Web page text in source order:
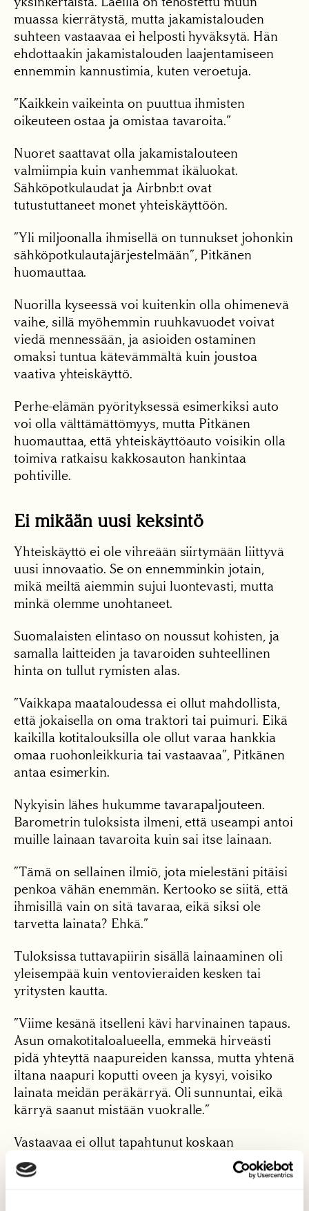
muassa kierrätystä, mutta jakamistalouden
suhteen vastaavaa ei helposti hyväksytä. Hän
ehdottaakin jakamistalouden laajentamiseen
ennemmin kannustimia, kuten veroetuja.
”Kaikkein vaikeinta on puuttua ihmisten
oikeuteen ostaa ja omistaa tavaroita.”
Nuoret saattavat olla jakamistalouteen
valmiimpia kuin vanhemmat ikäluokat.
Sähköpotkulaudat ja Airbnb:t ovat
tutustuttaneet monet yhteiskäyttöön.
”Yli miljoonalla ihmisellä on tunnukset johonkin
sähköpotkulautajärjestelmään”, Pitkänen
huomauttaa.
Nuorilla kyseessä voi kuitenkin olla ohimenevä
vaihe, sillä myöhemmin ruuhkavuodet voivat
viedä mennessään, ja asioiden ostaminen
omaksi tuntua kätevämmältä kuin joustoa
vaativa yhteiskäyttö.
Perhe-elämän pyörityksessä esimerkiksi auto
voi olla välttämättömyys, mutta Pitkänen
huomauttaa, että yhteiskäyttöauto voisikin olla
toimiva ratkaisu kakkosauton hankintaa
pohtiville.
Ei mikään uusi keksintö
Yhteiskäyttö ei ole vihreään siirtymään liittyvä
uusi innovaatio. Se on ennemminkin jotain,
mikä meiltä aiemmin sujui luontevasti, mutta
minkä olemme unohtaneet.
Suomalaisten elintaso on noussut kohisten, ja
samalla laitteiden ja tavaroiden suhteellinen
hinta on tullut rymisten alas.
”Vaikkapa maataloudessa ei ollut mahdollista,
että jokaisella on oma traktori tai puimuri. Eikä
kaikilla kotitalouksilla ole ollut varaa hankkia
omaa ruohonleikkuria tai vastaavaa”, Pitkänen
antaa esimerkin.
Nykyisin lähes hukumme tavarapaljouteen.
Barometrin tuloksista ilmeni, että useampi antoi
muille lainaan tavaroita kuin sai itse lainaan.
”Tämä on sellainen ilmiö, jota mielestäni pitäisi
penkoa vähän enemmän. Kertooko se siitä, että
ihmisillä vain on sitä tavaraa, eikä siksi ole
tarvetta lainata? Ehkä.”
Tuloksissa tuttavapiirin sisällä lainaaminen oli
yleisempää kuin ventovieraiden kesken tai
yritysten kautta.
”Viime kesänä itselleni kävi harvinainen tapaus.
Asun omakotitaloalueella, emmekä hirveästi
pidä yhteyttä naapureiden kanssa, mutta yhtenä
iltana naapuri koputti oveen ja kysyi, voisiko
lainata meidän peräkärryä. Oli sunnuntai, eikä
kärryä saanut mistään vuokralle.”
Vastaavaa ei ollut tapahtunut koskaan
aikaisemmin. Mutta miksi ei?